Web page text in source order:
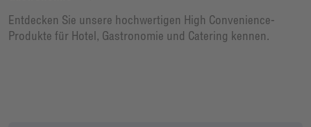
Entdecken Sie unsere hochwertigen High Convenience-
Produkte für Hotel, Gastronomie und Catering kennen.